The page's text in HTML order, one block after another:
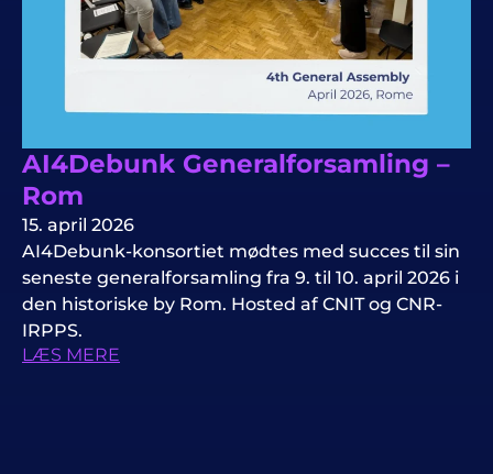
AI4Debunk Generalforsamling –
Rom
15. april 2026
AI4Debunk-konsortiet mødtes med succes til sin
seneste generalforsamling fra 9. til 10. april 2026 i
den historiske by Rom. Hosted af CNIT og CNR-
IRPPS.
LÆS MERE